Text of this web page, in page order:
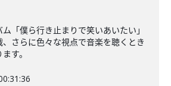
「僕ら行き止まりで笑いあいたい」
さらに色々な視点で音楽を聴くとき
す。